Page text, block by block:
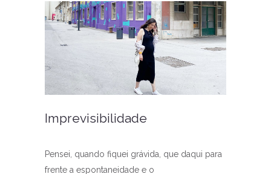
Imprevisibilidade
Pensei, quando fiquei grávida, que daqui para
frente a espontaneidade e o